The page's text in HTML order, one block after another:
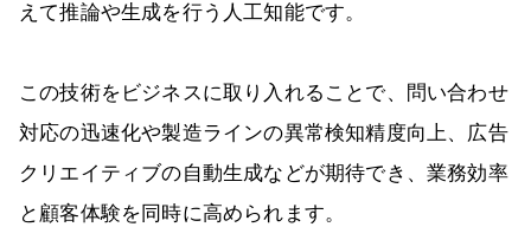
えて推論や生成を行う人工知能です。
この技術をビジネスに取り入れることで、問い合わせ
対応の迅速化や製造ラインの異常検知精度向上、広告
クリエイティブの自動生成などが期待でき、業務効率
と顧客体験を同時に高められます。